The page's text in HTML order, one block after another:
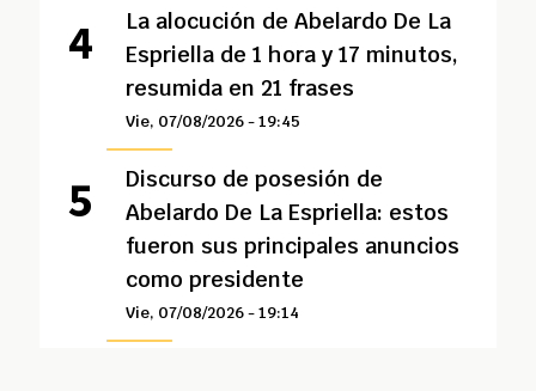
La alocución de Abelardo De La
Espriella de 1 hora y 17 minutos,
resumida en 21 frases
Vie, 07/08/2026 - 19:45
Discurso de posesión de
Abelardo De La Espriella: estos
fueron sus principales anuncios
como presidente
Vie, 07/08/2026 - 19:14